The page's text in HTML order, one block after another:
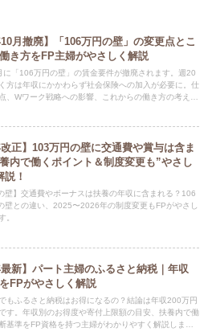
10月撤廃】「106万円の壁」の変更点とこ
き方をFP主婦がやさしく解説
「106万円の壁」の賃金要件が撤廃されます。週20
方は年収にかかわらず社会保険への加入が必要に。仕
、Wワーク戦略への影響、これからの働き方の考え方
改正】103万円の壁に交通費や賞与は含ま
内で働くポイント＆制度変更も”やさし
説！
壁】交通費やボーナスは扶養の年収に含まれる？106
壁との違い、2025〜2026年の制度変更もFPがやさし
。
最新】パート主婦のふるさと納税｜年収
FPがやさしく解説
もふるさと納税はお得になるの？結論は年収200万円
す。年収別のお得度や寄付上限額の目安、扶養内で働
基準をFP資格を持つ主婦がわかりやすく解説しま